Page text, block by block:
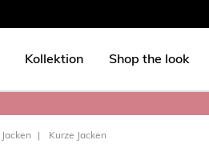
Kollektion Shop the look
Jacken Kurze Jacken